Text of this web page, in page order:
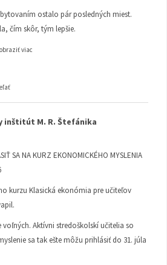
ostalo pár posledných miest.
čím skôr, tým lepšie.
viac
inštitút M. R. Štefánika
SA NA KURZ EKONOMICKÉHO MYSLENIA
kurzu Klasická ekonómia pre učiteľov
voľných. Aktívni stredoškolskí učitelia so
sa tak ešte môžu prihlásiť do 31. júla